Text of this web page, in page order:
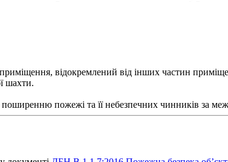
відокремлений від інших частин
шахти.
пожежі та її небезпечних чинників за